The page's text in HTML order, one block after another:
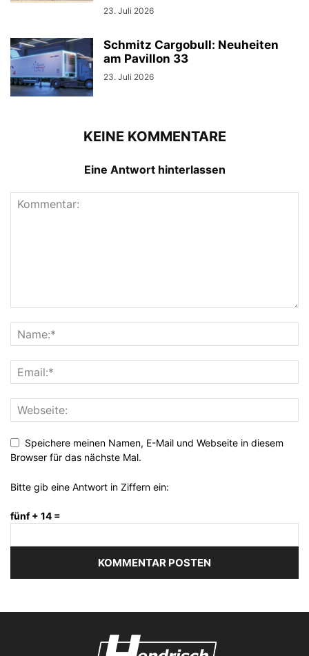
23. Juli 2026
Schmitz Cargobull: Neuheiten
am Pavillon 33
23. Juli 2026
KEINE KOMMENTARE
Eine Antwort hinterlassen
Speichere meinen Namen, E-Mail und Webseite in diesem
Browser für das nächste Mal.
Bitte gib eine Antwort in Ziffern ein:
fünf + 14 =